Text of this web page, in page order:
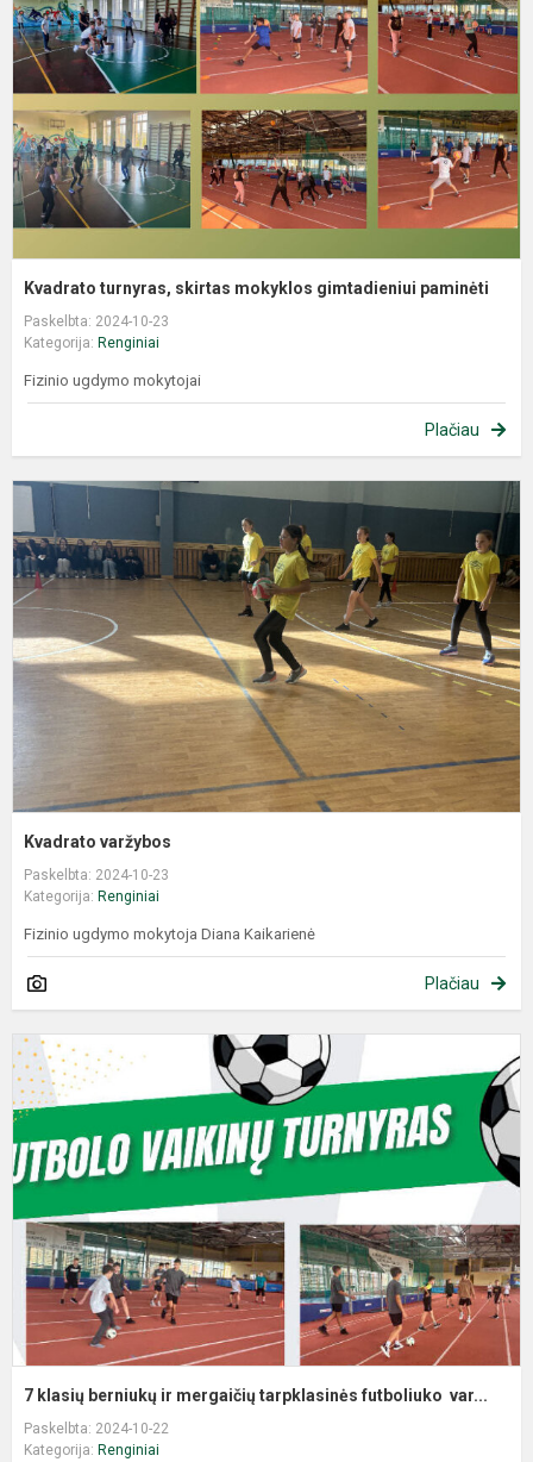
Kvadrato turnyras, skirtas mokyklos gimtadieniui paminėti
Paskelbta: 2024-10-23
Kategorija: Renginiai
Fizinio ugdymo mokytojai
Plačiau
Kvadrato varžybos
Paskelbta: 2024-10-23
Kategorija: Renginiai
Fizinio ugdymo mokytoja Diana Kaikarienė
Plačiau
7 klasių berniukų ir mergaičių tarpklasinės futboliuko var...
Paskelbta: 2024-10-22
Kategorija: Renginiai